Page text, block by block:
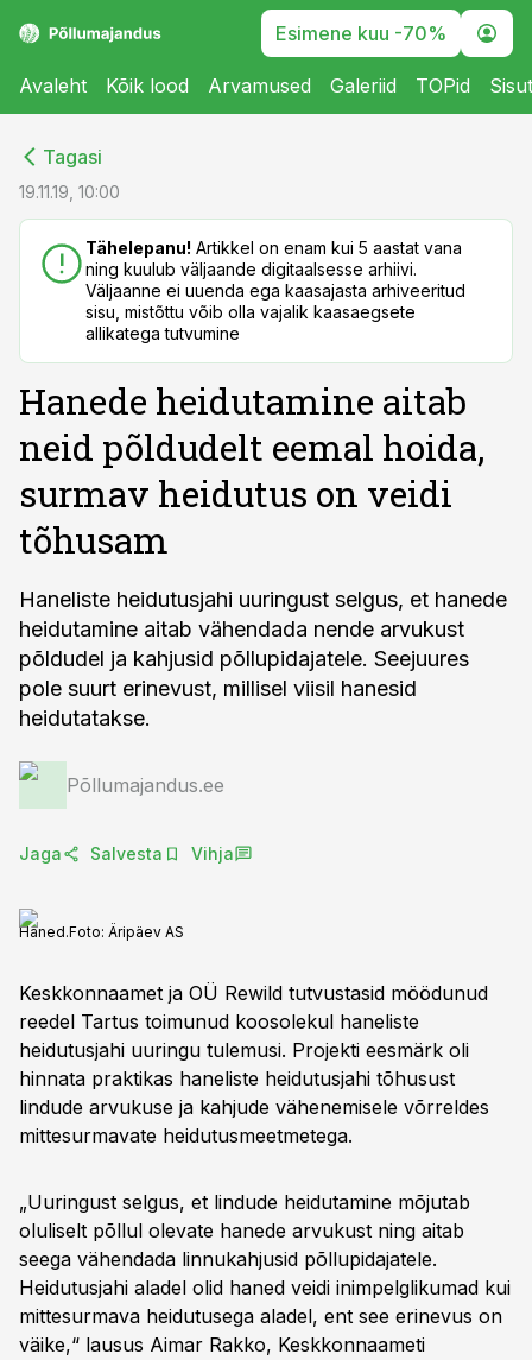
Esimene kuu -70%
Avaleht Kõik lood Arvamused Galeriid TOPid
Tagasi
19.11.19, 10:00
Tähelepanu! Artikkel on enam kui 5 aastat vana
ning kuulub väljaande digitaalsesse arhiivi.
Väljaanne ei uuenda ega kaasajasta arhiveeritud
sisu, mistõttu võib olla vajalik kaasaegsete
allikatega tutvumine
Hanede heidutamine aitab
neid põldudelt eemal hoida,
surmav heidutus on veidi
tõhusam
Haneliste heidutusjahi uuringust selgus, et hanede
heidutamine aitab vähendada nende arvukust
põldudel ja kahjusid põllupidajatele. Seejuures
pole suurt erinevust, millisel viisil hanesid
heidutatakse.
Põllumajandus.ee
Jaga Salvesta Vihja
Haned.Foto: Äripäev AS
Keskkonnaamet ja OÜ Rewild tutvustasid möödunud
reedel Tartus toimunud koosolekul haneliste
heidutusjahi uuringu tulemusi. Projekti eesmärk oli
hinnata praktikas haneliste heidutusjahi tõhusust
lindude arvukuse ja kahjude vähenemisele võrreldes
mittesurmavate heidutusmeetmetega.
„Uuringust selgus, et lindude heidutamine mõjutab
oluliselt põllul olevate hanede arvukust ning aitab
seega vähendada linnukahjusid põllupidajatele.
Heidutusjahi aladel olid haned veidi inimpelglikumad kui
mittesurmava heidutusega aladel, ent see erinevus on
väike,“ lausus Aimar Rakko, Keskkonnaameti